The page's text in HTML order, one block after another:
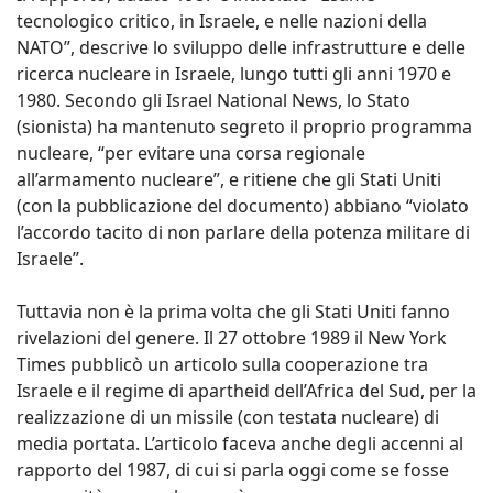
tecnologico critico, in Israele, e nelle nazioni della
NATO”, descrive lo sviluppo delle infrastrutture e delle
ricerca nucleare in Israele, lungo tutti gli anni 1970 e
1980. Secondo gli Israel National News, lo Stato
(sionista) ha mantenuto segreto il proprio programma
nucleare, “per evitare una corsa regionale
all’armamento nucleare”, e ritiene che gli Stati Uniti
(con la pubblicazione del documento) abbiano “violato
l’accordo tacito di non parlare della potenza militare di
Israele”.
Tuttavia non è la prima volta che gli Stati Uniti fanno
rivelazioni del genere. Il 27 ottobre 1989 il New York
Times pubblicò un articolo sulla cooperazione tra
Israele e il regime di apartheid dell’Africa del Sud, per la
realizzazione di un missile (con testata nucleare) di
media portata. L’articolo faceva anche degli accenni al
rapporto del 1987, di cui si parla oggi come se fosse